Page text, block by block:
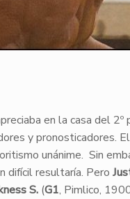
en la casa del
y pronosticadores.
unánime. Sin
difícil resultaría. Pero
S.(G1, Pimlico,